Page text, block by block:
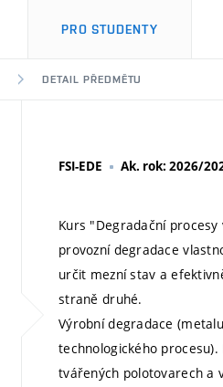
PRO STUDENTY
DETAIL PŘEDMĚTU
FSI-EDE Ak. rok: 2026/
Kurs "Degradační
provozní degradace
určit mezní stav a
straně druhé.
Výrobní degradace
technologického
tvářených polotovarech a